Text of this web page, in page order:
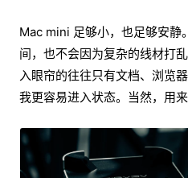
Mac mini 足够小，也足够安静
间，也不会因为复杂的线材打
入眼帘的往往只有文档、浏览
我更容易进入状态。当然，用